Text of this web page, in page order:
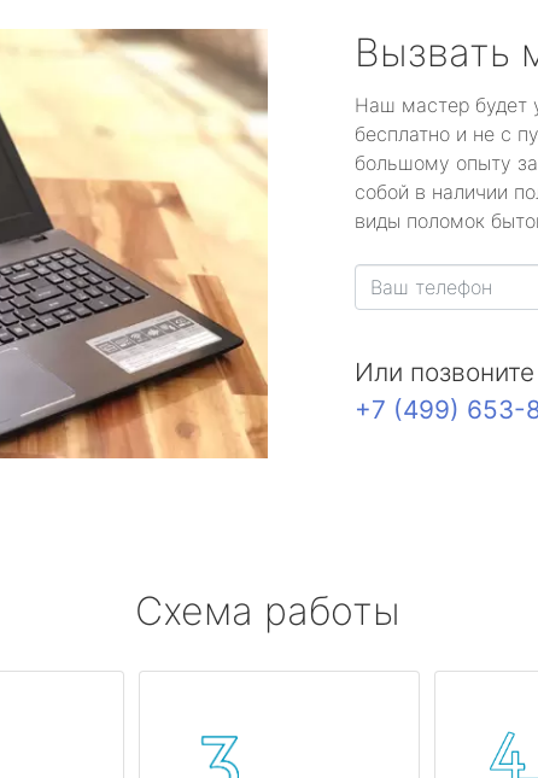
Вызвать
Наш мастер будет
бесплатно и не с
большому опыту
собой в наличии
виды поломок
Или
+7 (499) 653-
Схема работы